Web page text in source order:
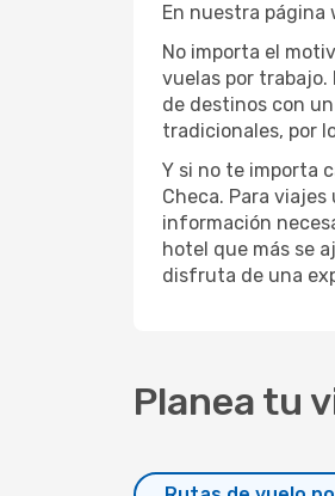
En nuestra página
No importa el
vuelas por
de destinos con
tradicionales, por
Y si no te importa
Checa. Para
información
hotel que más se
disfruta de una
Planea tu